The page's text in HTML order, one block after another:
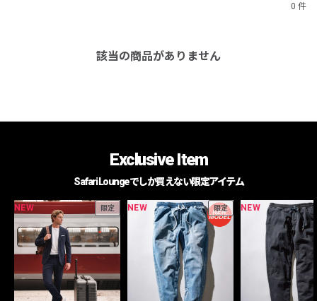
0 件
該当の商品がありません
Exclusive Item
Safari Loungeでしか買えない限定アイテム
NEW 限定 NEW 限定 NEW